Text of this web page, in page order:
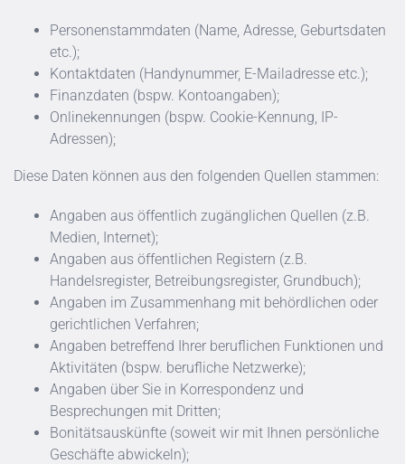
Personenstammdaten (Name, Adresse, Geburtsdaten
etc.);
Kontaktdaten (Handynummer, E-Mailadresse etc.);
Finanzdaten (bspw. Kontoangaben);
Onlinekennungen (bspw. Cookie-Kennung, IP-
Adressen);
Diese Daten können aus den folgenden Quellen stammen:
Angaben aus öffentlich zugänglichen Quellen (z.B.
Medien, Internet);
Angaben aus öffentlichen Registern (z.B.
Handelsregister, Betreibungsregister, Grundbuch);
Angaben im Zusammenhang mit behördlichen oder
gerichtlichen Verfahren;
Angaben betreffend Ihrer beruflichen Funktionen und
Aktivitäten (bspw. berufliche Netzwerke);
Angaben über Sie in Korrespondenz und
Besprechungen mit Dritten;
Bonitätsauskünfte (soweit wir mit Ihnen persönliche
Geschäfte abwickeln);